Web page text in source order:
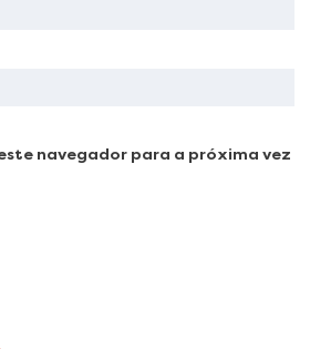
navegador para a próxima vez